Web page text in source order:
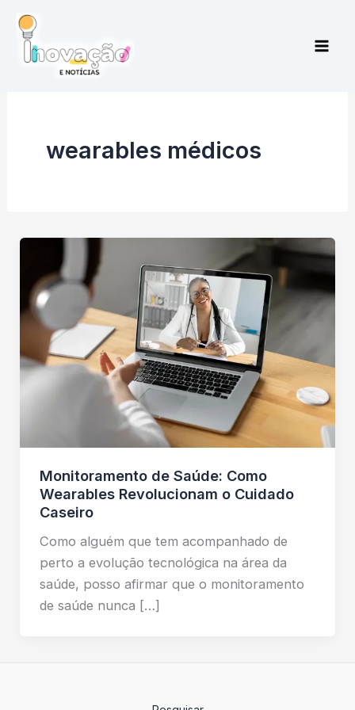
para
wearables médicos
Monitoramento de Saúde: Como
Wearables Revolucionam o Cuidado
Caseiro
Como alguém que tem acompanhado de
perto a evolução tecnológica na área da
saúde, posso afirmar que o monitoramento
de saúde nunca […]